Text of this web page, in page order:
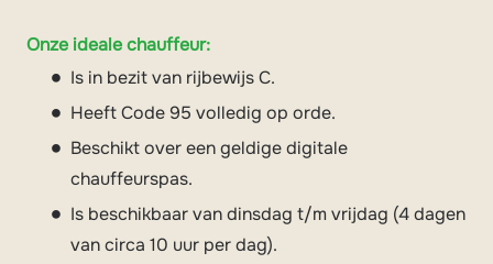
Onze ideale chauffeur:
Is in bezit van rijbewijs C.
Heeft Code 95 volledig op orde.
Beschikt over een geldige digitale
chauffeurspas.
Is beschikbaar van dinsdag t/m vrijdag (4 dagen
van circa 10 uur per dag).